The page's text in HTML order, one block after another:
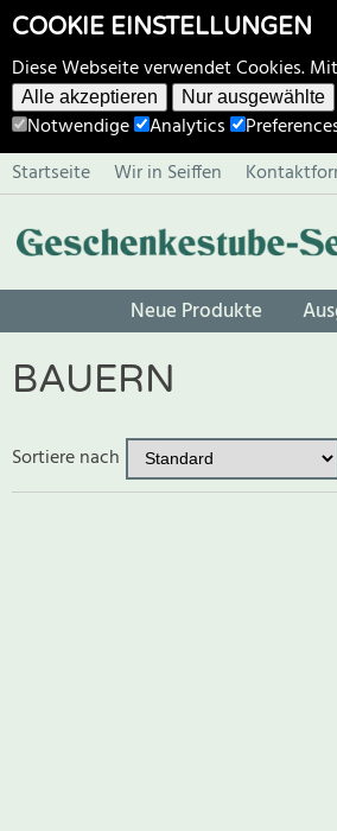
COOKIE EINSTELLUNGEN
Diese Webseite verwendet Cookies.
Alle akzeptieren Nur ausgewählte
Notwendige Analytics
Startseite
Wir in Seiffen
Neue Produkte
BAUERN
Sortiere nach